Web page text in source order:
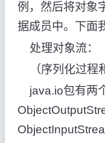
例，然后将对象
据成员中。下面
处理对象流：
（序列化过程
java.io包有两